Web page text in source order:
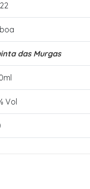
das Murgas
Vol